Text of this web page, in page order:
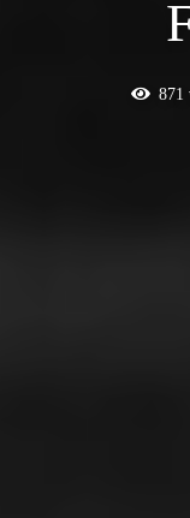
871